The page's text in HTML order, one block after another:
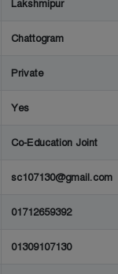
Lakshmipur
Chattogram
Private
Yes
Co-Education Joint
sc107130@gmail.com
01712659392
01309107130